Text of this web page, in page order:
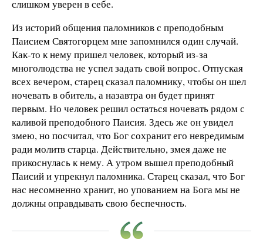
слишком уверен в себе.
Из историй общения паломников с преподобным
Паисием Святогорцем мне запомнился один случай.
Как-то к нему пришел человек, который из-за
многолюдства не успел задать свой вопрос. Отпуская
всех вечером, старец сказал паломнику, чтобы он шел
ночевать в обитель, а назавтра он будет принят
первым. Но человек решил остаться ночевать рядом с
каливой преподобного Паисия. Здесь же он увидел
змею, но посчитал, что Бог сохранит его невредимым
ради молитв старца. Действительно, змея даже не
прикоснулась к нему. А утром вышел преподобный
Паисий и упрекнул паломника. Старец сказал, что Бог
нас несомненно хранит, но упованием на Бога мы не
должны оправдывать свою беспечность.